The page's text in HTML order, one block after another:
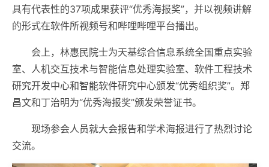
具有代表性的37项成果获评“优秀海报奖”，并以视频讲解
的形式在软件所视频号和哔哩哔哩平台播出。
会上，林惠民院士为天基综合信息系统全国重点实验
室、人机交互技术与智能信息处理实验室、软件工程技术
研究开发中心和智能软件研究中心颁发“优秀组织奖”。郑
昌文和丁治明为“优秀海报奖”颁发荣誉证书。
现场参会人员就大会报告和学术海报进行了热烈讨论
交流。